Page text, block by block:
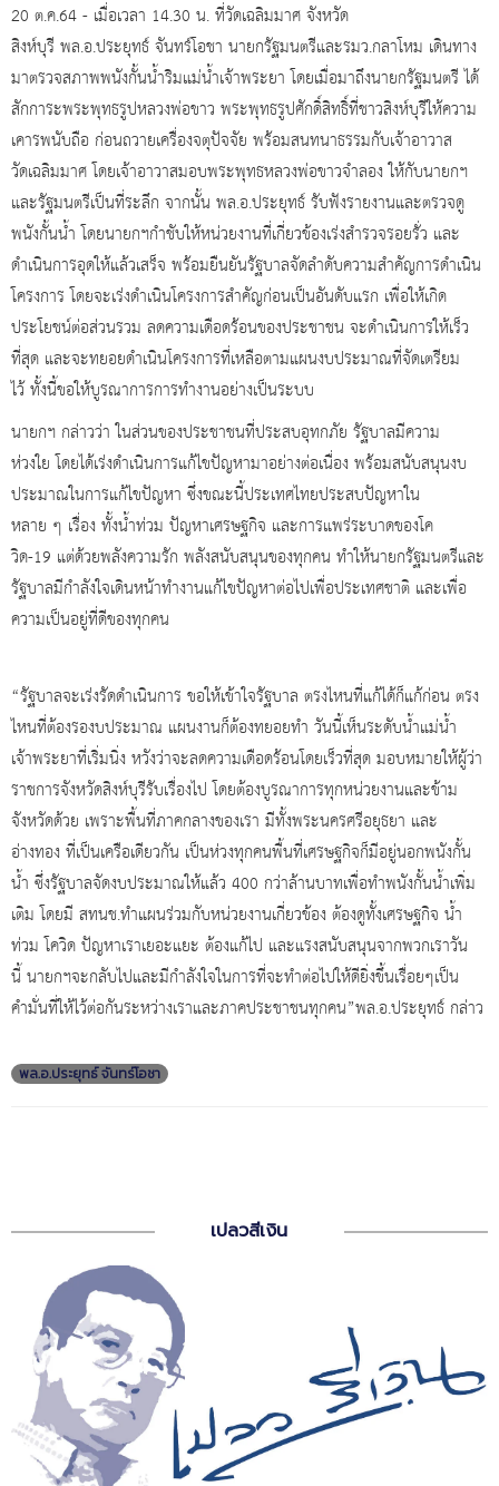
20 ต.ค.64 - เมื่อเวลา 14.30 น. ที่วัดเฉลิมมาศ จังหวัด
สิงห์บุรี พล.อ.ประยุทธ์ จันทร์โอชา นายกรัฐมนตรีและรมว.กลาโหม เดินทาง
มาตรวจสภาพพนังกั้นน้ำริมแม่น้ำเจ้าพระยา โดยเมื่อมาถึงนายกรัฐมนตรี ได้
สักการะพระพุทธรูปหลวงพ่อขาว พระพุทธรูปศักดิ์สิทธิ์ที่ชาวสิงห์บุรีให้ความ
เคารพนับถือ ก่อนถวายเครื่องจตุปัจจัย พร้อมสนทนาธรรมกับเจ้าอาวาส
วัดเฉลิมมาศ โดยเจ้าอาวาสมอบพระพุทธหลวงพ่อขาวจำลอง ให้กับนายกฯ
และรัฐมนตรีเป็นที่ระลึก จากนั้น พล.อ.ประยุทธ์ รับฟังรายงานและตรวจดู
พนังกั้นน้ำ โดยนายกฯกำชับให้หน่วยงานที่เกี่ยวข้องเร่งสำรวจรอยรั่ว และ
ดำเนินการอุดให้แล้วเสร็จ พร้อมยืนยันรัฐบาลจัดลำดับความสำคัญการดำเนิน
โครงการ โดยจะเร่งดำเนินโครงการสำคัญก่อนเป็นอันดับแรก เพื่อให้เกิด
ประโยชน์ต่อส่วนรวม ลดความเดือดร้อนของประชาชน จะดำเนินการให้เร็ว
ที่สุด และจะทยอยดำเนินโครงการที่เหลือตามแผนงบประมาณที่จัดเตรียม
ไว้ ทั้งนี้ขอให้บูรณาการการทำงานอย่างเป็นระบบ
นายกฯ กล่าวว่า ในส่วนของประชาชนที่ประสบอุทกภัย รัฐบาลมีความ
ห่วงใย โดยได้เร่งดำเนินการแก้ไขปัญหามาอย่างต่อเนื่อง พร้อมสนับสนุนงบ
ประมาณในการแก้ไขปัญหา ซึ่งขณะนี้ประเทศไทยประสบปัญหาใน
หลาย ๆ เรื่อง ทั้งน้ำท่วม ปัญหาเศรษฐกิจ และการแพร่ระบาดของโค
วิด-19 แต่ด้วยพลังความรัก พลังสนับสนุนของทุกคน ทำให้นายกรัฐมนตรีและ
รัฐบาลมีกำลังใจเดินหน้าทำงานแก้ไขปัญหาต่อไปเพื่อประเทศชาติ และเพื่อ
ความเป็นอยู่ที่ดีของทุกคน
“รัฐบาลจะเร่งรัดดำเนินการ ขอให้เข้าใจรัฐบาล ตรงไหนที่แก้ได้ก็แก้ก่อน ตรง
ไหนที่ต้องรองบประมาณ แผนงานก็ต้องทยอยทำ วันนี้เห็นระดับน้ำแม่น้ำ
เจ้าพระยาที่เริ่มนิ่ง หวังว่าจะลดความเดือดร้อนโดยเร็วที่สุด มอบหมายให้ผู้ว่า
ราชการจังหวัดสิงห์บุรีรับเรื่องไป โดยต้องบูรณาการทุกหน่วยงานและข้าม
จังหวัดด้วย เพราะพื้นที่ภาคกลางของเรา มีทั้งพระนครศรีอยุธยา และ
อ่างทอง ที่เป็นเครือเดียวกัน เป็นห่วงทุกคนพื้นที่เศรษฐกิจก็มีอยู่นอกพนังกั้น
น้ำ ซึ่งรัฐบาลจัดงบประมาณให้แล้ว 400 กว่าล้านบาทเพื่อทำพนังกั้นน้ำเพิ่ม
เติม โดยมี สทนช.ทำแผนร่วมกับหน่วยงานเกี่ยวข้อง ต้องดูทั้งเศรษฐกิจ น้ำ
ท่วม โควิด ปัญหาเราเยอะแยะ ต้องแก้ไป และแรงสนับสนุนจากพวกเราวัน
นี้ นายกฯจะกลับไปและมีกำลังใจในการที่จะทำต่อไปให้ดียิ่งขึ้นเรื่อยๆเป็น
คำมั่นที่ให้ไว้ต่อกันระหว่างเราและภาคประชาชนทุกคน”พล.อ.ประยุทธ์ กล่าว
พล.อ.ประยุทธ์ จันทร์โอชา
เปลวสีเงิน